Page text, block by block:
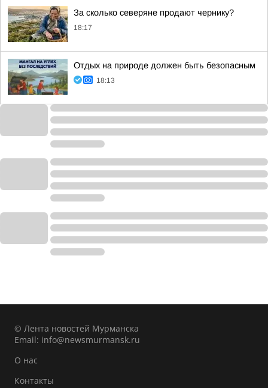
За сколько северяне продают чернику?
18:17
Отдых на природе должен быть безопасным
18:13
© Лента новостей Мурманска
Email: info@newsmurmansk.ru
О нас
Контакты